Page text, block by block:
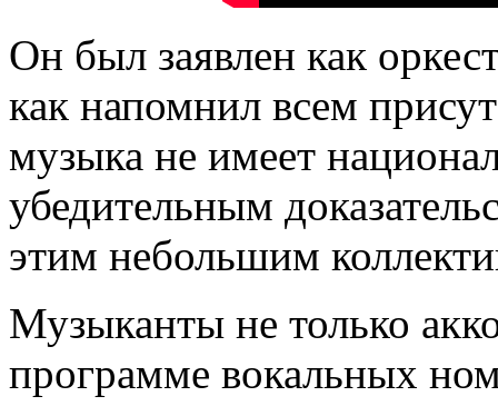
Он был заявлен как
как напомнил всем
музыка не имеет
убедительным
этим небольшим
Музыканты не только
программе вокальных